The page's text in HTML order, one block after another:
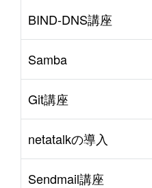
BIND-DNS講座
Samba
Git講座
netatalkの導入
Sendmail講座